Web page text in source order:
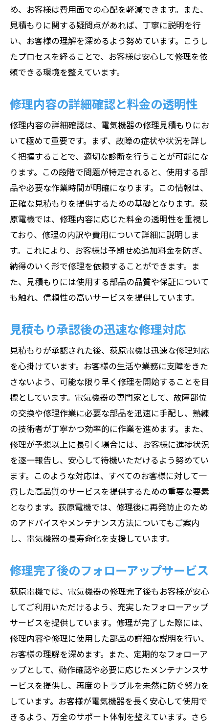
め、お客様は費用面での心配を軽減できます。また、
見積もりに関する疑問点があれば、丁寧に説明を行
い、お客様の理解を深めるよう努めています。こうし
たプロセスを経ることで、お客様は安心して修理を依
頼できる環境を整えています。
修理内容の詳細確認と料金の透明性
修理内容の詳細確認は、電気機器の修理見積もりにお
いて極めて重要です。まず、故障の症状や状況を詳し
く把握することで、適切な診断を行うことが可能にな
ります。この段階で問題が特定されると、使用する部
品や必要な作業時間が明確になります。この情報は、
正確な見積もりを提供するための基礎となります。荻
原電機では、修理内容に応じた料金の透明性を重視し
ており、修理の内訳や費用について詳細に説明しま
す。これにより、お客様は予期せぬ追加料金を防ぎ、
納得のいく形で修理を依頼することができます。ま
た、見積もりには使用する部品の品質や保証について
も触れ、信頼性の高いサービスを提供しています。
見積もり承認後の迅速な修理対応
見積もりが承認された後、荻原電機は迅速な修理対応
を心掛けています。お客様の生活や業務に支障をきた
さないよう、可能な限り早く修理を開始することを目
標としています。電気機器の専門家として、故障部位
の交換や修理作業に必要な部品を迅速に手配し、熟練
の技術者が丁寧かつ効率的に作業を進めます。また、
修理が予想以上に長引く場合には、お客様に進捗状況
を逐一報告し、安心して待機いただけるよう努めてい
ます。このような対応は、すべてのお客様に対して一
貫した高品質のサービスを提供するための重要な要素
となります。荻原電機では、修理後に再発防止のため
のアドバイスやメンテナンス方法についてもご案内
し、電気機器の長寿命化を支援しています。
修理完了後のフォローアップサービス
荻原電機では、電気機器の修理完了後もお客様が安心
してご利用いただけるよう、充実したフォローアップ
サービスを提供しています。修理が完了した際には、
修理内容や修理に使用した部品の詳細な説明を行い、
お客様の理解を深めます。また、定期的なフォローア
ップとして、動作確認や必要に応じたメンテナンスサ
ービスを提供し、再度のトラブルを未然に防ぐ努力を
しています。お客様が電気機器を長く安心して使用で
きるよう、万全のサポート体制を整えています。さら